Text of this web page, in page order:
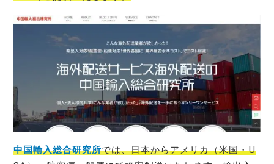
中国輸入総合研究所では、日本からアメリカ（米国・U